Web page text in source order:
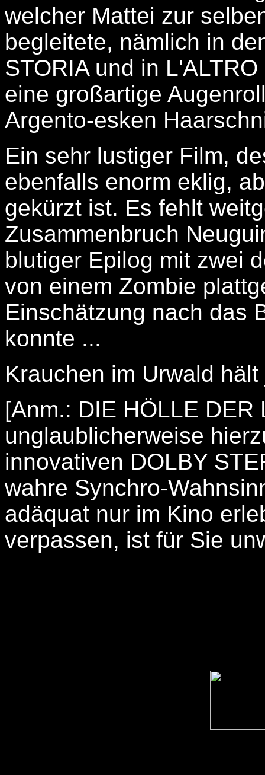
welcher Mattei zur
begleitete, nämlich in
STORIA und in
eine großartige
Argento-esken
Ein sehr lustiger Film,
ebenfalls enorm eklig,
gekürzt ist. Es fehlt
Zusammenbruch
blutiger Epilog mit zwei
von einem Zombie
Einschätzung nach das
konnte ...
Krauchen im Urwald
[Anm.: DIE HÖLLE DER
unglaublicherweise
innovativen DOLBY
wahre Synchro-
adäquat nur im Kino
verpassen, ist für Sie